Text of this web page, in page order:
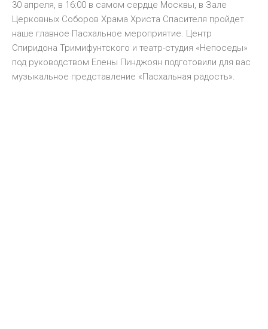
30 апреля, в 16:00 в самом сердце Москвы, в Зале
Церковных Соборов Храма Христа Спасителя пройдет
наше главное Пасхальное мероприятие. Центр
Спиридона Тримифунтского и театр-студия «Непоседы»
под руководством Елены Пинджоян подготовили для вас
музыкальное представление «Пасхальная радость».